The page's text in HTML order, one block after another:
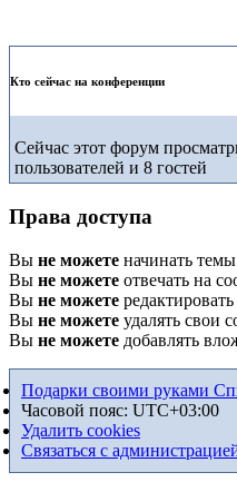
Кто сейчас на конференции
Сейчас этот форум
пользователей и 8 гостей
Права доступа
Вы не можете начинать темы
Вы не можете отвечать на
Вы не можете
Вы не можете удалять свои
Вы не можете добавлять
Подарки своими руками
Часовой пояс: UTC+03:00
Удалить cookies
Связаться с